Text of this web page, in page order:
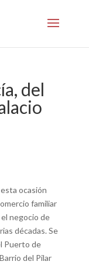
del
ocasión
familiar
negocio de
décadas. Se
Puerto de
del Pilar